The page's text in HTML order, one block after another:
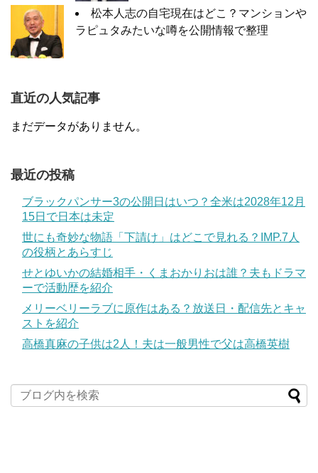
松本人志の自宅現在はどこ？マンションや
ラピュタみたいな噂を公開情報で整理
直近の人気記事
まだデータがありません。
最近の投稿
ブラックパンサー3の公開日はいつ？全米は2028年12月
15日で日本は未定
世にも奇妙な物語「下請け」はどこで見れる？IMP.7人
の役柄とあらすじ
せとゆいかの結婚相手・くまおかりおは誰？夫もドラマ
ーで活動歴を紹介
メリーベリーラブに原作はある？放送日・配信先とキャ
ストを紹介
高橋真麻の子供は2人！夫は一般男性で父は高橋英樹